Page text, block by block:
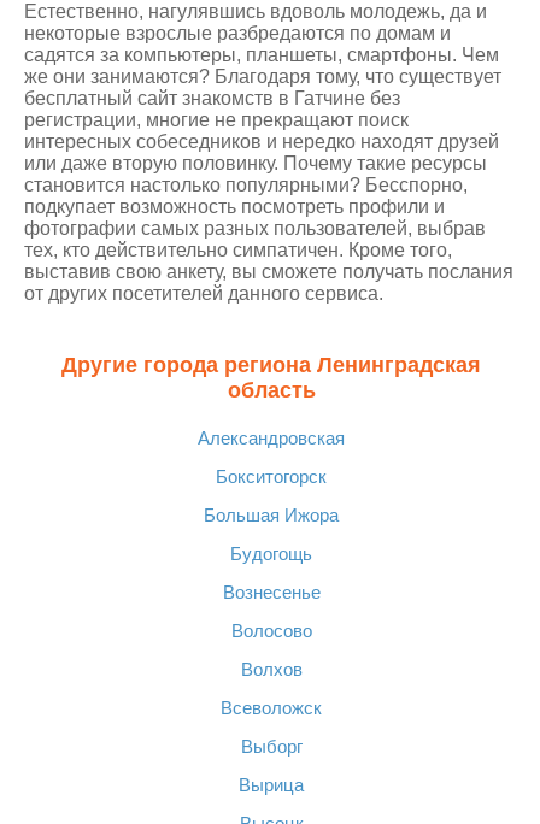
Естественно, нагулявшись вдоволь молодежь, да и
некоторые взрослые разбредаются по домам и
садятся за компьютеры, планшеты, смартфоны. Чем
же они занимаются? Благодаря тому, что существует
бесплатный сайт знакомств в Гатчине без
регистрации, многие не прекращают поиск
интересных собеседников и нередко находят друзей
или даже вторую половинку. Почему такие ресурсы
становится настолько популярными? Бесспорно,
подкупает возможность посмотреть профили и
фотографии самых разных пользователей, выбрав
тех, кто действительно симпатичен. Кроме того,
выставив свою анкету, вы сможете получать послания
от других посетителей данного сервиса.
Другие города региона Ленинградская
область
Александровская
Бокситогорск
Большая Ижора
Будогощь
Вознесенье
Волосово
Волхов
Всеволожск
Выборг
Вырица